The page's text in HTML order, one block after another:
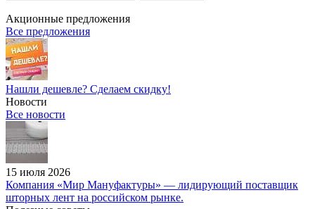
Акционные предложения
Все предложения
Нашли дешевле? Сделаем скидку!
Новости
Все новости
15 июля 2026
Компания «Мир Мануфактуры» — лидирующий поставщик
шторных лент на российском рынке.